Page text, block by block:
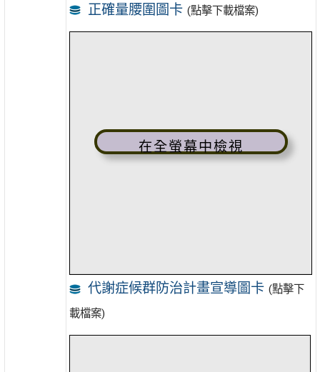
正確量腰圍圖卡 (點擊下載檔案)
在全螢幕中檢視
代謝症候群防治計畫宣導圖卡 (點擊下
載檔案)